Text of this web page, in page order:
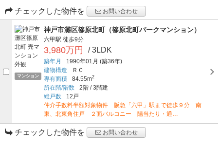
チェックした物件を
お問い合わせ
マンション
神戸市灘区篠原北町（篠原北町パークマンション）
六甲駅 徒歩9分
3,980万円 / 3LDK
築年月 1990年01月 (築36年)
建物構造
ＲＣ
専有面積
84.55m2
所在階/階数 2階 /3階建
総戸数
12戸
仲介手数料半額対象物件 阪急「六甲」駅まで徒歩９分 南
東、北東角住戸 ２面バルコニー 陽当たり・通…
チェックした物件を お問い合わせ